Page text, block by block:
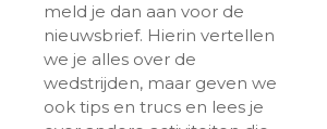
meld je dan aan voor de
nieuwsbrief. Hierin vertellen
we je alles over de
wedstrijden, maar geven we
ook tips en trucs en lees je